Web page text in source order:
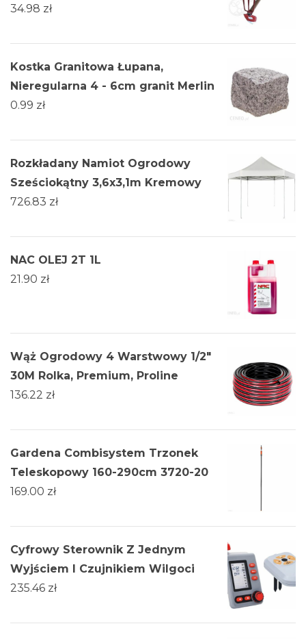
34.98 zł
Kostka Granitowa Łupana,
Nieregularna 4 - 6cm granit Merlin
0.99 zł
Rozkładany Namiot Ogrodowy
Sześciokątny 3,6x3,1m Kremowy
726.83 zł
NAC OLEJ 2T 1L
21.90 zł
Wąż Ogrodowy 4 Warstwowy 1/2"
30M Rolka, Premium, Proline
136.22 zł
Gardena Combisystem Trzonek
Teleskopowy 160-290cm 3720-20
169.00 zł
Cyfrowy Sterownik Z Jednym
Wyjściem I Czujnikiem Wilgoci
235.46 zł